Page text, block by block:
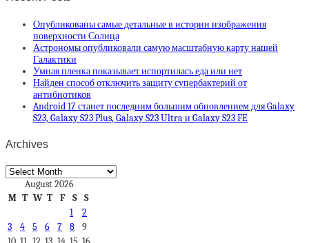
Опубликованы самые детальные в истории изображения
поверхности Солнца
Астрономы опубликовали самую масштабную карту нашей
Галактики
Умная пленка показывает испортилась еда или нет
Найден способ отключить защиту супербактерий от
антибиотиков
Android 17 станет последним большим обновлением для Galaxy
S23, Galaxy S23 Plus, Galaxy S23 Ultra и Galaxy S23 FE
Archives
Archives
August 2026
M T W T F S
S
1
2
3
4 5 6 7 8
9